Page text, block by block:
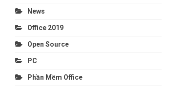
News
Office 2019
Open Source
PC
Phần Mềm Office